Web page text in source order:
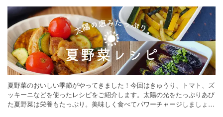
夏野菜のおいしい季節がやってきました！今回はきゅうり、トマト、ズ
ッキーニなどを使ったレシピをご紹介します。太陽の光をたっぷりあび
た夏野菜は栄養もたっぷり。美味しく食べてパワーチャージしましょう